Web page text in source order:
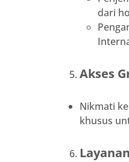
dari
Akses
Nikmati
khusus